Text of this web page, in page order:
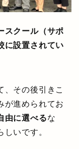
スクール（サポ
に設置されてい
、その後引きこ
が進められてお
由に選べるな
いです。